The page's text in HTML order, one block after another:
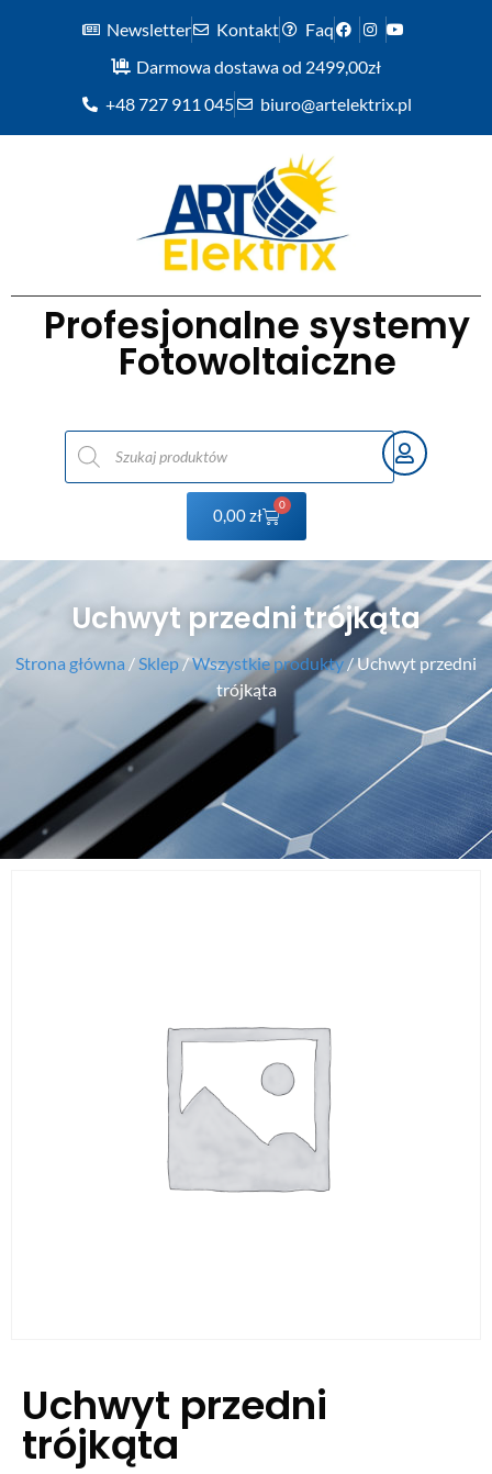
Newsletter Kontakt
Faq
Darmowa dostawa od 2499,00zł
+48 727 911 045
biuro@artelektrix.pl
Profesjonalne systemy
Fotowoltaiczne
0,00zł
0
Uchwyt przedni trójkąta
Strona główna / Sklep/Wszystkie produkty/ Uchwyt przedni
trójkąta
Uchwyt przedni
trójkąta